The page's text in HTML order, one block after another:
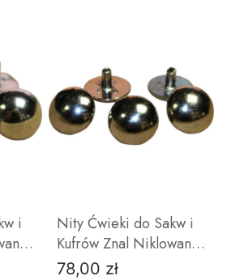
i
Nity Ćwieki do Sakw i
Kufrów Znal Niklowane
14 mm Zestaw 50 sztuk
Cena
78,00 zł